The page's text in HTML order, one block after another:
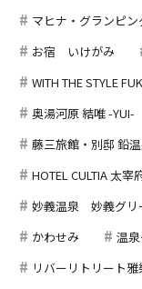
マヒナ・グランピ
お宿 いけがみ
WITH THE STYLE
奥湯河原 結唯 -YUI-
藤三旅館・別邸 鉛
HOTEL CULTIA 太宰
妙義温泉 妙義グリ
かわせみ
温
リバーリトリート雅